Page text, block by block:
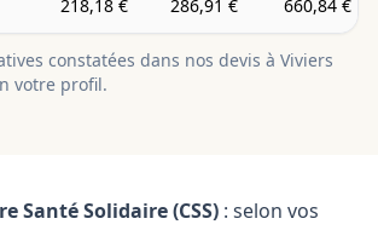
218,18 € 286,91 € 660,84 €
constatées dans nos devis à Viviers
votre profil.
Santé Solidaire (CSS) : selon vos